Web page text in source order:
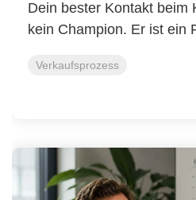
Dein bester Kontakt beim
kein Champion. Er ist ein
Verkaufsprozess